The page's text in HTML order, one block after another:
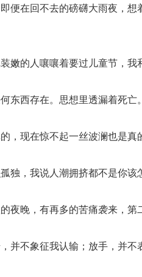
便在回不去的磅礴大雨夜，
嫩的人嚷嚷着要过儿童节，我
东西存在。思想里透漏着死亡
，现在惊不起一丝波澜也是真
独，我说人潮拥挤都不是你该
夜晚，有再多的苦痛袭来，第
并不象征我认输；放手，并不